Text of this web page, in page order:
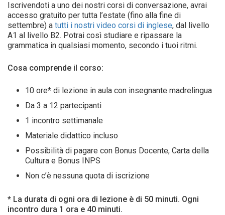
Iscrivendoti a uno dei nostri corsi di conversazione, avrai
accesso gratuito per tutta l’estate (fino alla fine di
settembre) a tutti i nostri video corsi di inglese, dal livello
A1 al livello B2. Potrai così studiare e ripassare la
grammatica in qualsiasi momento, secondo i tuoi ritmi.
Cosa comprende il corso:
10 ore* di lezione in aula con insegnante madrelingua
Da 3 a 12 partecipanti
1 incontro settimanale
Materiale didattico incluso
Possibilità di pagare con Bonus Docente, Carta della
Cultura e Bonus INPS
Non c’è nessuna quota di iscrizione
* La durata di ogni ora di lezione è di 50 minuti. Ogni
incontro dura 1 ora e 40 minuti.